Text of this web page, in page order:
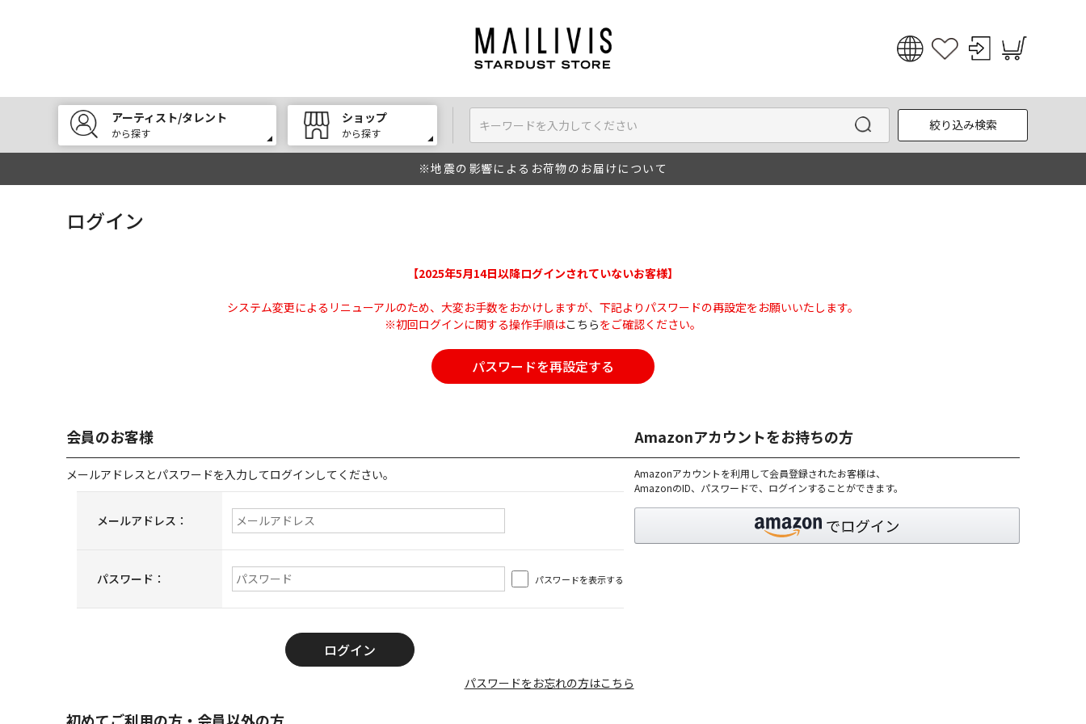
English
한국어
アーティスト/タレント
から探す
ショップ
から探す
絞り込み検索
※地震の影響によるお荷物のお届けについて
ログイン
【2025年5月14日以降ログインされていないお客様】
システム変更によるリニューアルのため、大変お手数をおかけしますが、下記よりパスワードの再設定をお願いいたします。
※初回ログインに関する操作手順はこちらをご確認ください。
パスワードを再設定する
会員のお客様
メールアドレスとパスワードを入力してログインしてください。
メールアドレス：
パスワード： パスワードを表示する
パスワードをお忘れの方はこちら
Amazonアカウントをお持ちの方
Amazonアカウントを利用して会員登録されたお客様は、
AmazonのID、パスワードで、ログインすることができます。